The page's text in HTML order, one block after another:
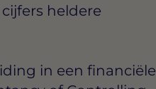
heldere
in een financiële